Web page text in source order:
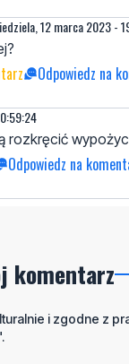
12 marca 2023 -
Odpowiedz na
rozkręcić
Odpowiedz na
komentarz
i zgodne z